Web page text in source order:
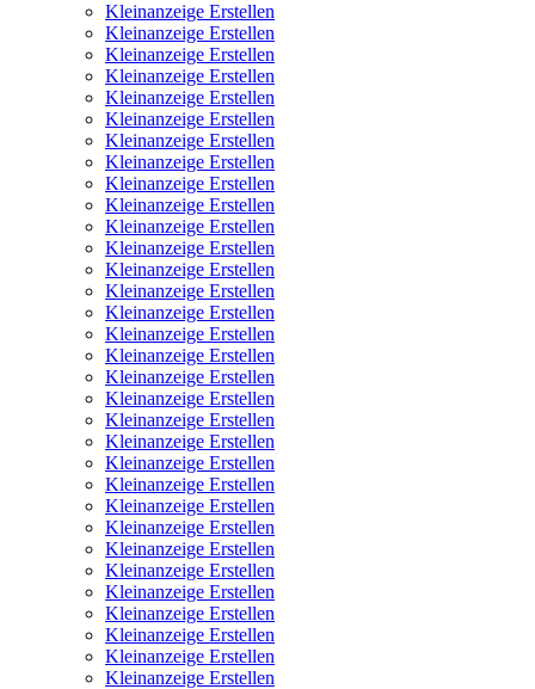
Kleinanzeige Erstellen
Kleinanzeige Erstellen
Kleinanzeige Erstellen
Kleinanzeige Erstellen
Kleinanzeige Erstellen
Kleinanzeige Erstellen
Kleinanzeige Erstellen
Kleinanzeige Erstellen
Kleinanzeige Erstellen
Kleinanzeige Erstellen
Kleinanzeige Erstellen
Kleinanzeige Erstellen
Kleinanzeige Erstellen
Kleinanzeige Erstellen
Kleinanzeige Erstellen
Kleinanzeige Erstellen
Kleinanzeige Erstellen
Kleinanzeige Erstellen
Kleinanzeige Erstellen
Kleinanzeige Erstellen
Kleinanzeige Erstellen
Kleinanzeige Erstellen
Kleinanzeige Erstellen
Kleinanzeige Erstellen
Kleinanzeige Erstellen
Kleinanzeige Erstellen
Kleinanzeige Erstellen
Kleinanzeige Erstellen
Kleinanzeige Erstellen
Kleinanzeige Erstellen
Kleinanzeige Erstellen
Kleinanzeige Erstellen